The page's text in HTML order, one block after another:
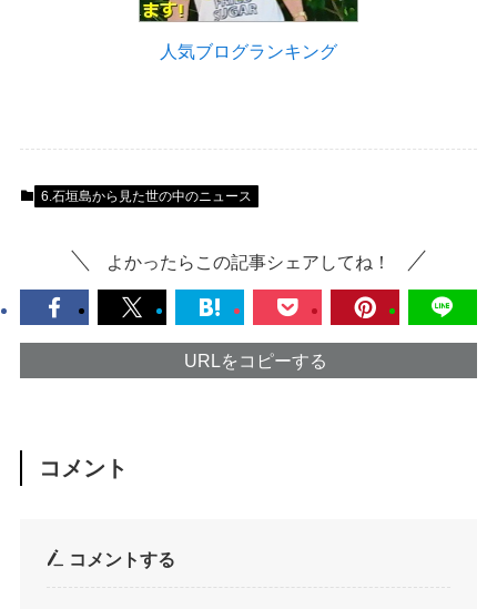
人気ブログランキング
6.石垣島から見た世の中のニュース
よかったらこの記事シェアしてね！
URLをコピーする
コメント
コメントする